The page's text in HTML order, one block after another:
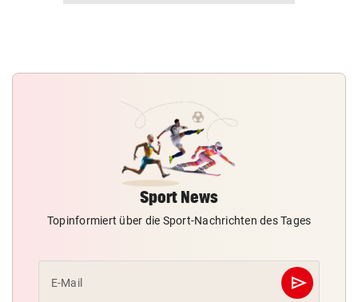
Sport News
Topinformiert über die Sport-Nachrichten des Tages
E-Mail send
Abschicken